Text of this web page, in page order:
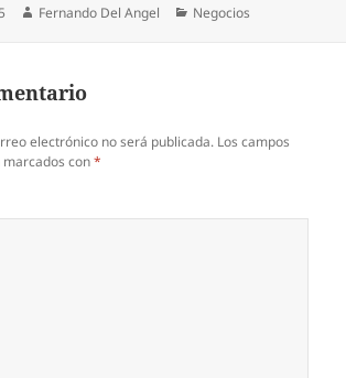
Autor
Fernando Del Angel Categorías
Negocios
electrónico no será publicada. Los campos
marcados con*